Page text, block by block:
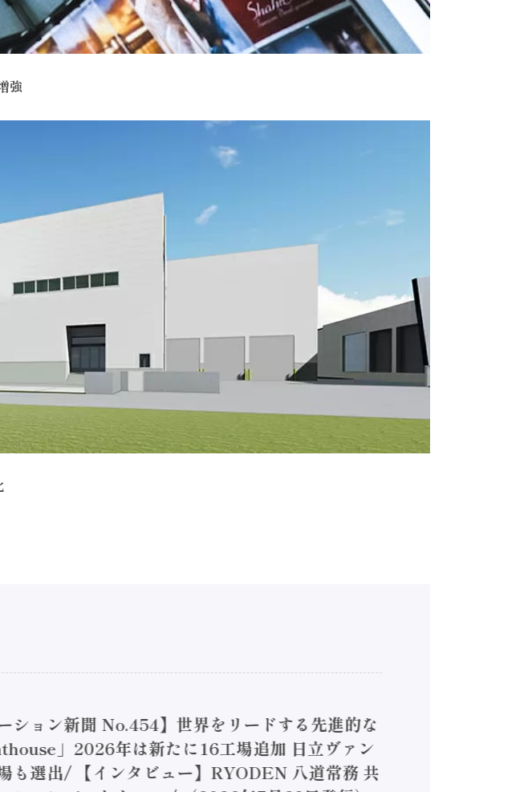
強
ション新聞 No.454】世界をリードする先進的な
」2026年は新たに16工場追加 日立ヴァン
も選出/ 【インタビュー】RYODEN 八道常務 共